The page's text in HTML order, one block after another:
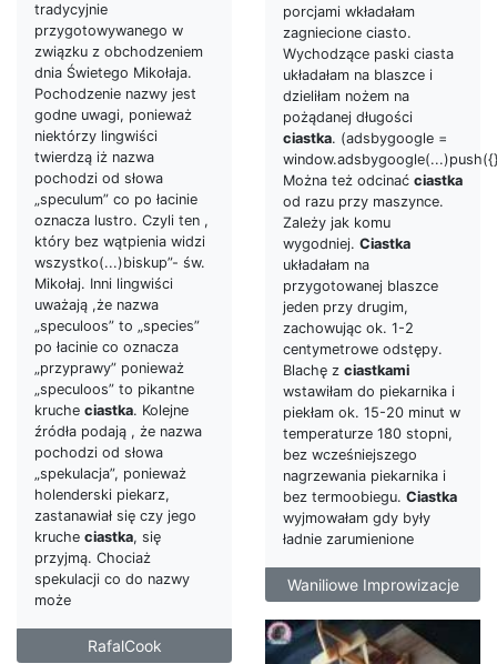
tradycyjnie
przygotowywanego w
związku z obchodzeniem
dnia Świetego Mikołaja.
Pochodzenie nazwy jest
godne uwagi, ponieważ
niektórzy lingwiści
twierdzą iż nazwa
pochodzi od słowa
„speculum” co po łacinie
oznacza lustro. Czyli ten ,
który bez wątpienia widzi
wszystko(...)biskup”- św.
Mikołaj. Inni lingwiści
uważają ,że nazwa
„speculoos” to „species”
po łacinie co oznacza
„przyprawy” ponieważ
„speculoos” to pikantne
kruche ciastka. Kolejne
źródła podają , że nazwa
pochodzi od słowa
„spekulacja”, ponieważ
holenderski piekarz,
zastanawiał się czy jego
kruche ciastka, się
przyjmą. Chociaż
spekulacji co do nazwy
może
RafalCook
porcjami wkładałam
zagniecione ciasto.
Wychodzące paski ciasta
układałam na blaszce i
dzieliłam nożem na
pożądanej długości
ciastka. (adsbygoogle =
Można też odcinać ciastka
od razu przy maszynce.
Zależy jak komu
wygodniej. Ciastka
układałam na
przygotowanej blaszce
jeden przy drugim,
zachowując ok. 1-2
centymetrowe odstępy.
Blachę z ciastkami
wstawiłam do piekarnika i
piekłam ok. 15-20 minut w
temperaturze 180 stopni,
bez wcześniejszego
nagrzewania piekarnika i
bez termoobiegu. Ciastka
wyjmowałam gdy były
ładnie zarumienione
Waniliowe Improwizacje